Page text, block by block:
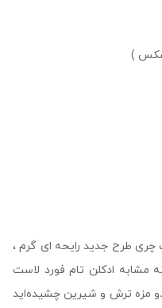
)
چری طرح جدید رایحه ای گرم ،
مشابه ادکلن تام فورد لاست
مزه ترش و شیرین چشیده‌اید